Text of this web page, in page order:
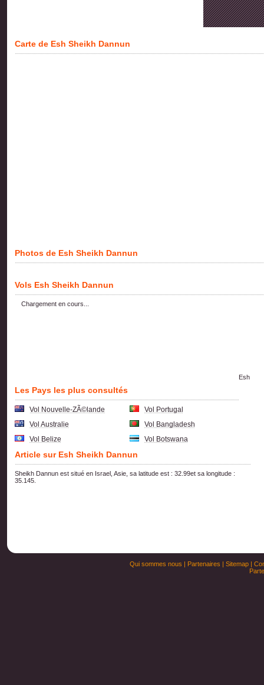
Carte de Esh Sheikh Dannun
Photos de Esh Sheikh Dannun
Vols Esh Sheikh Dannun
Chargement en cours...
Les Pays les plus consultés
Vol Nouvelle-ZÃ©lande
Vol Portugal
Vol Australie
Vol Bangladesh
Vol Belize
Vol Botswana
Article sur Esh Sheikh Dannun
Esh
Sheikh Dannun est situé en Israel, Asie, sa latitude est : 32.99et sa longitude :
35.145.
Qui sommes nous | Partenaires | Sitemap|